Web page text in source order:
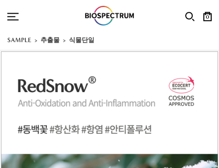
0
SAMPLE 추출물 식물단일